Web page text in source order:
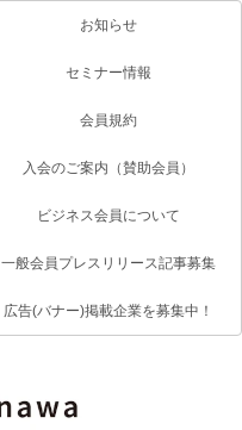
お知らせ
セミナー情報
会員規約
入会のご案内（賛助会員）
ビジネス会員について
一般会員プレスリリース記事募集
広告(バナー)掲載企業を募集中！